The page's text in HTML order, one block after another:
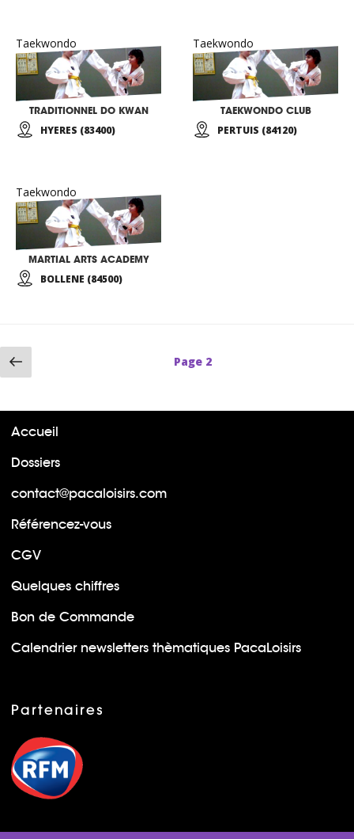
Taekwondo
TRADITIONNEL DO KWAN
HYERES (83400)
Taekwondo
TAEKWONDO CLUB
PERTUIS (84120)
Taekwondo
MARTIAL ARTS ACADEMY
BOLLENE (84500)
précédente
Page 2
Accueil
Dossiers
contact@pacaloisirs.com
Référencez-vous
CGV
Quelques chiffres
Bon de Commande
Calendrier newsletters thèmatiques PacaLoisirs
Partenaires